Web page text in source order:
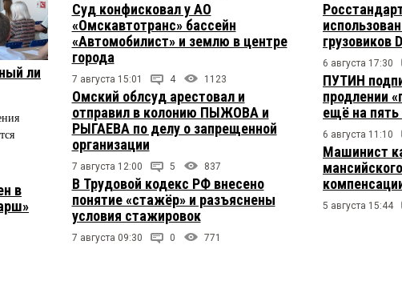
ли
в
Суд конфисковал у АО
«Омскавтотранс» бассейн
«Автомобилист» и землю в центре
города
7 августа 15:01 4 1123
Омский облсуд арестовал и
отправил в колонию ПЫЖОВА и
РЫГАЕВА по делу о запрещенной
организации
7 августа 12:00 5 837
В Трудовой кодекс РФ внесено
понятие «стажёр» и разъяснены
условия стажировок
7 августа 09:30 0 771
грузовиков
6 августа 17:30
ПУТИН
продлении
ещё на пять
6 августа 11:10
Машинист
5 августа 15:44